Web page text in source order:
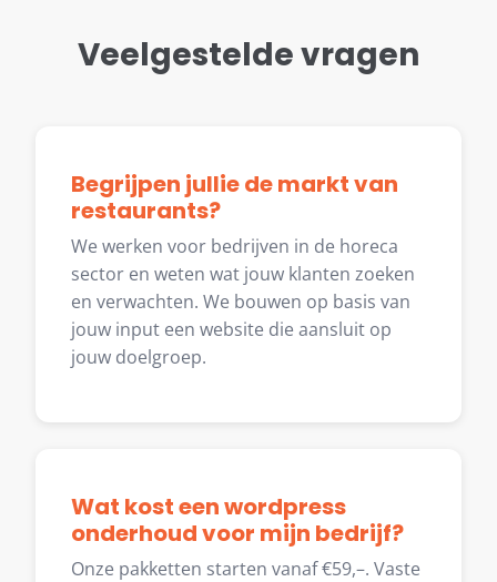
Veelgestelde vragen
Begrijpen jullie de markt van
restaurants?
We werken voor bedrijven in de horeca
sector en weten wat jouw klanten zoeken
en verwachten. We bouwen op basis van
jouw input een website die aansluit op
jouw doelgroep.
Wat kost een wordpress
onderhoud voor mijn bedrijf?
Onze pakketten starten vanaf €59,–. Vaste